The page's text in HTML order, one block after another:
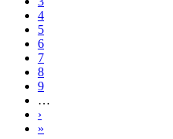
4
5
6
7
8
9
…
›
»